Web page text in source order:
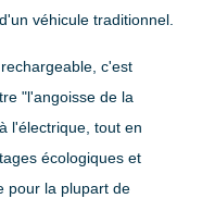
véhicule traditionnel.
c'est
"l'angoisse de la
l'électrique, tout en
écologiques et
pour la plupart de